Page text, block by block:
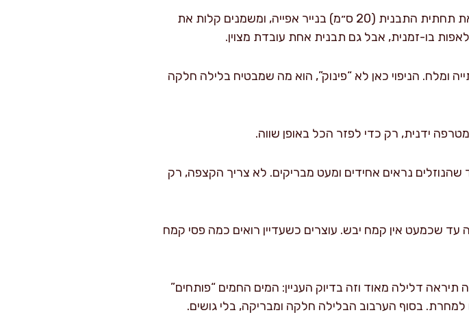
מחממים תנור ל-175 מעלות (חום עליון-תחתון). מרפדים את תחתית התבנית (20 ס״מ) בנייר אפייה, ומשמנים קלות את
ומלח. הניפוי כאן לא “פינוק”, הוא מה שמבטיח בלילה חלקה
נראים אחידים ומעט מבריקים. לא צריך הקצפה, רק
עד שכמעט אין קמח יבש. עוצרים כשעדיין רואים כמה פסי קמח
הבלילה תיראה דלילה מאוד וזה בדיוק העניין: המים החמים “פותחים”
בסוף הערבוב הבלילה חלקה ומבריקה, בלי גושים.